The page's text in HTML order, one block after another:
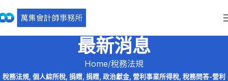
最新消息
Home 稅務法規
稅務法規, 個人綜所稅, 捐贈, 捐贈, 政治獻金, 營利事業所得稅, 稅務問答-營利